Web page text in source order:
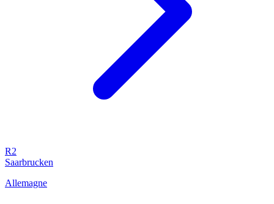
R2
Saarbrucken
Allemagne